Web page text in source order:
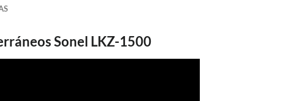
Sonel LKZ-1500